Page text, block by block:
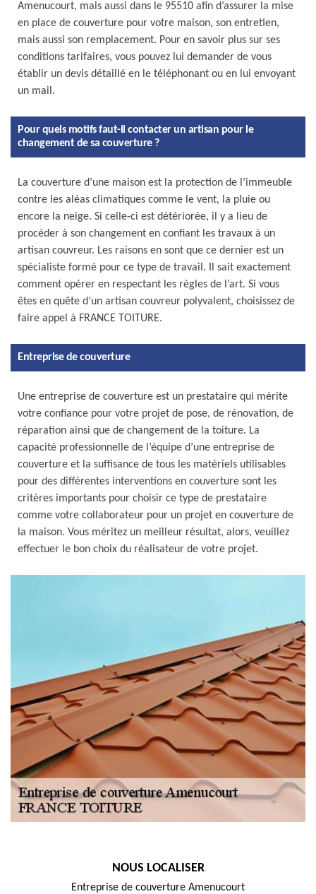
Amenucourt, mais aussi dans le 95510 afin d’assurer la mise
en place de couverture pour votre maison, son entretien,
mais aussi son remplacement. Pour en savoir plus sur ses
conditions tarifaires, vous pouvez lui demander de vous
établir un devis détaillé en le téléphonant ou en lui envoyant
un mail.
Pour quels motifs faut-il contacter un artisan pour le
changement de sa couverture ?
La couverture d’une maison est la protection de l’immeuble
contre les aléas climatiques comme le vent, la pluie ou
encore la neige. Si celle-ci est détériorée, il y a lieu de
procéder à son changement en confiant les travaux à un
artisan couvreur. Les raisons en sont que ce dernier est un
spécialiste formé pour ce type de travail. Il sait exactement
comment opérer en respectant les règles de l’art. Si vous
êtes en quête d’un artisan couvreur polyvalent, choisissez de
faire appel à FRANCE TOITURE.
Entreprise de couverture
Une entreprise de couverture est un prestataire qui mérite
votre confiance pour votre projet de pose, de rénovation, de
réparation ainsi que de changement de la toiture. La
capacité professionnelle de l’équipe d’une entreprise de
couverture et la suffisance de tous les matériels utilisables
pour des différentes interventions en couverture sont les
critères importants pour choisir ce type de prestataire
comme votre collaborateur pour un projet en couverture de
la maison. Vous méritez un meilleur résultat, alors, veuillez
effectuer le bon choix du réalisateur de votre projet.
NOUS LOCALISER
Entreprise de couverture Amenucourt